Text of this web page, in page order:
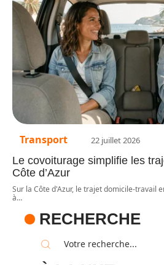
Transport 22 juillet 2026
Le covoiturage simplifie les
Côte d’Azur
Sur la Côte d'Azur, le trajet domicile-travail
à…
RECHERCHE